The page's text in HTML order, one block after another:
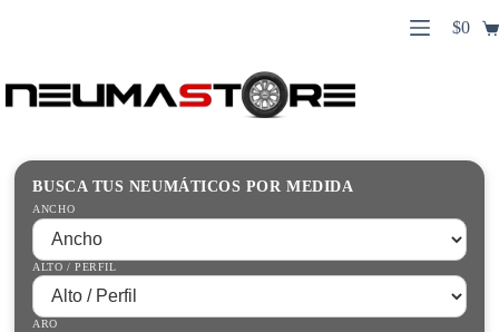
productosInicio
Guías Prácticas
Tienda
Carro
$0
BUSCA TUS NEUMÁTICOS POR MEDIDA
ANCHO
ALTO / PERFIL
ARO